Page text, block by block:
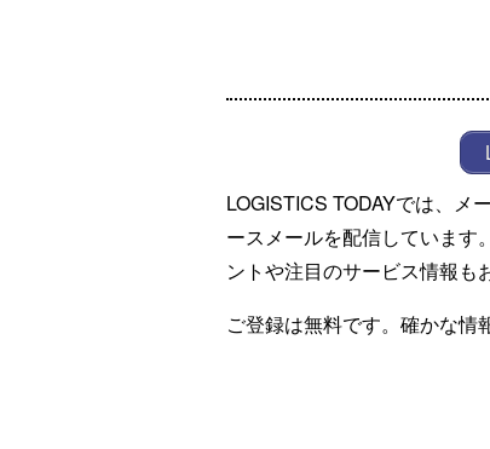
LOGISTICS TODAYでは、メ
ースメールを配信しています
ントや注目のサービス情報も
ご登録は無料です。確かな情